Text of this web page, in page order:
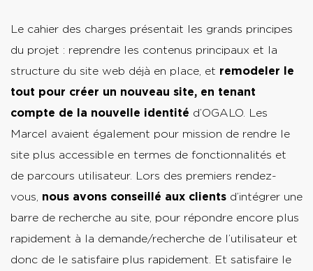
Le cahier des charges présentait les grands principes
du projet : reprendre les contenus principaux et la
structure du site web déjà en place, et remodeler le
tout pour créer un nouveau site, en tenant
compte de la nouvelle identité d’OGALO. Les
Marcel avaient également pour mission de rendre le
site plus accessible en termes de fonctionnalités et
de parcours utilisateur. Lors des premiers rendez-
vous, nous avons conseillé aux clients d’intégrer une
barre de recherche au site, pour répondre encore plus
rapidement à la demande/recherche de l’utilisateur et
donc de le satisfaire plus rapidement. Et satisfaire le